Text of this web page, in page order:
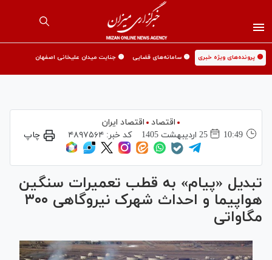
🟡 پرونده‌های ویژه خبری 🟡 سامانه‌های قضایی 🟡 جنایت میدان علیخانی اصفهان
اقتصاد
اقتصاد ایران
10:49
25 ارديبهشت 1405 کد خبر:۴۸۹۷۵۶۴ چاپ
تبدیل «پیام» به قطب تعمیرات سنگین
هواپیما و احداث شهرک نیروگاهی ۳۰۰
مگاواتی